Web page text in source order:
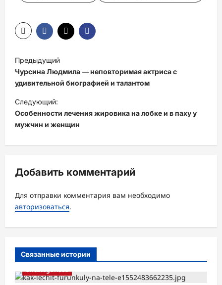
а
в
и
г
а
ц
я
з
а
и
Предыдущий
Чурсина Людмила — неповторимая актриса с
удивительной биографией и талантом
Следующий:
Особенности лечения жировика на лобке и в паху у
мужчин и женщин
Добавить комментарий
Для отправки комментария вам необходимо
авторизоваться.
Связанные истории
Uncategorised